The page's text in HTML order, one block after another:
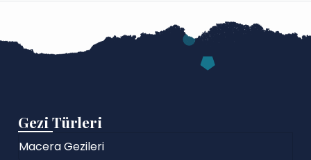
Gezi Türleri
Macera Gezileri